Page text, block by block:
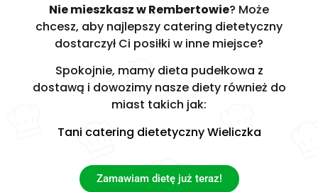
Nie mieszkasz w Rembertowie? Może
chcesz, aby najlepszy catering dietetyczny
dostarczył Ci posiłki w inne miejsce?
Spokojnie, mamy dieta pudełkowa z
dostawą i dowozimy nasze diety również do
miast takich jak:
Tani catering dietetyczny Wieliczka
Zamawiam dietę już teraz!